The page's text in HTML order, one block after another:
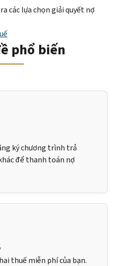
các lựa chọn giải quyết nợ
phổ biến
ký chương trình trả
để thanh toán nợ
thuế miễn phí của bạn.